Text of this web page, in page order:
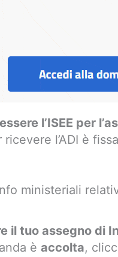
l’ISEE per
ricevere l’ADI è
ministeriali
il tuo assegno di
è accolta,